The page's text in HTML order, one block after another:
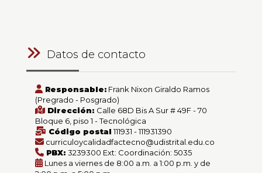
Datos de contacto
Responsable: Frank Nixon Giraldo Ramos
(Pregrado - Posgrado)
Dirección: Calle 68D Bis A Sur # 49F - 70
Bloque 6, piso 1 - Tecnológica
Código postal111931 - 111931390
curriculoycalidadfactecno@udistrital.edu.co
PBX: 3239300 Ext: Coordinación: 5035
Lunes a viernes de 8:00 a.m. a 1:00 p.m. y de